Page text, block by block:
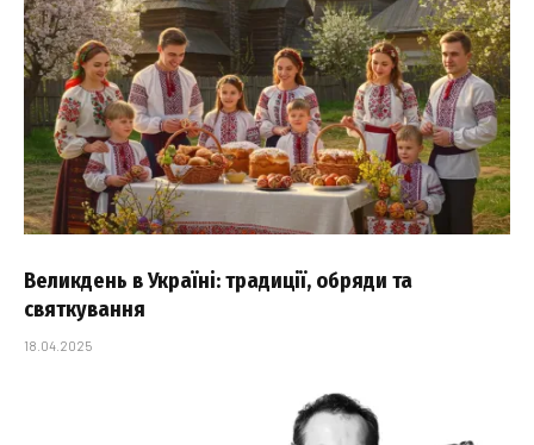
Великдень в Україні: традиції, обряди та
святкування
18.04.2025